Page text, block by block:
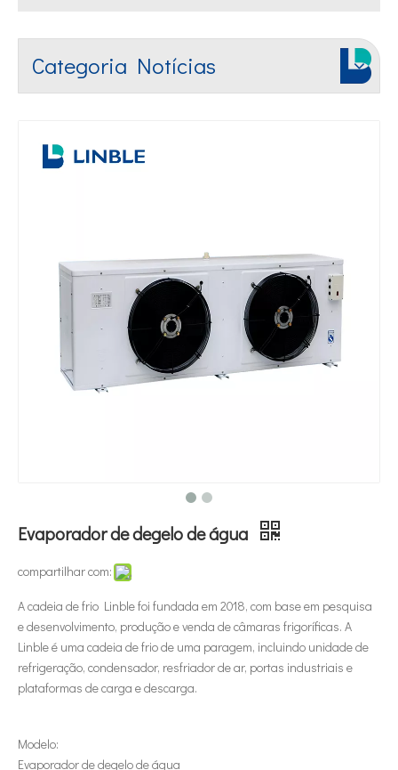
Categoria Notícias
Evaporador de degelo de água
compartilhar com:
A cadeia de frio Linble foi fundada em 2018, com base em pesquisa
e desenvolvimento, produção e venda de câmaras frigoríficas. A
Linble é uma cadeia de frio de uma paragem, incluindo unidade de
refrigeração, condensador, resfriador de ar, portas industriais e
plataformas de carga e descarga.
Modelo:
Evaporador de degelo de água